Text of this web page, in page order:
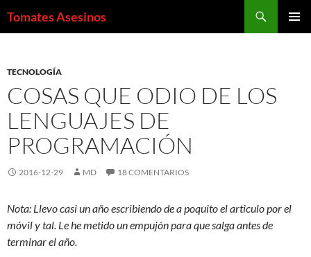
Tomates Asesinos
TECNOLOGÍA
COSAS QUE ODIO DE LOS
LENGUAJES DE
PROGRAMACIÓN
2016-12-29 MD 18 COMENTARIOS
Nota: Llevo casi un año escribiendo de a poquito el articulo por el
móvil y tal. Le he metido un empujón para que salga antes de
terminar el año.